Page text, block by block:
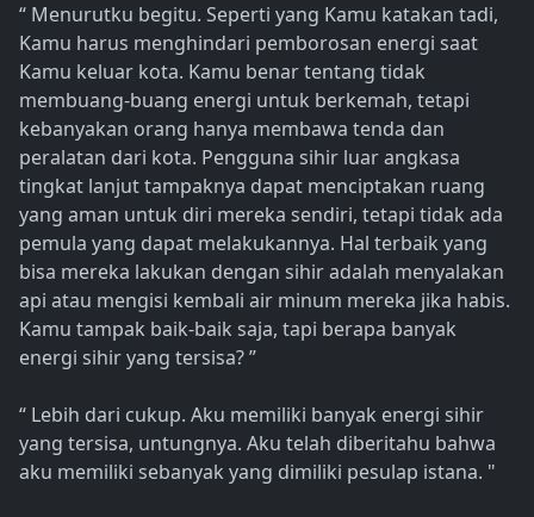
“ Menurutku begitu. Seperti yang Kamu katakan tadi,
Kamu harus menghindari pemborosan energi saat
Kamu keluar kota. Kamu benar tentang tidak
membuang-buang energi untuk berkemah, tetapi
kebanyakan orang hanya membawa tenda dan
peralatan dari kota. Pengguna sihir luar angkasa
tingkat lanjut tampaknya dapat menciptakan ruang
yang aman untuk diri mereka sendiri, tetapi tidak ada
pemula yang dapat melakukannya. Hal terbaik yang
bisa mereka lakukan dengan sihir adalah menyalakan
api atau mengisi kembali air minum mereka jika habis.
Kamu tampak baik-baik saja, tapi berapa banyak
energi sihir yang tersisa? ”
“ Lebih dari cukup. Aku memiliki banyak energi sihir
yang tersisa, untungnya. Aku telah diberitahu bahwa
aku memiliki sebanyak yang dimiliki pesulap istana. "